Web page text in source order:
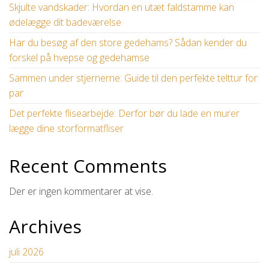
Skjulte vandskader: Hvordan en utæt faldstamme kan
ødelægge dit badeværelse
Har du besøg af den store gedehams? Sådan kender du
forskel på hvepse og gedehamse
Sammen under stjernerne: Guide til den perfekte telttur for
par
Det perfekte flisearbejde: Derfor bør du lade en murer
lægge dine storformatfliser
Recent Comments
Der er ingen kommentarer at vise.
Archives
juli 2026